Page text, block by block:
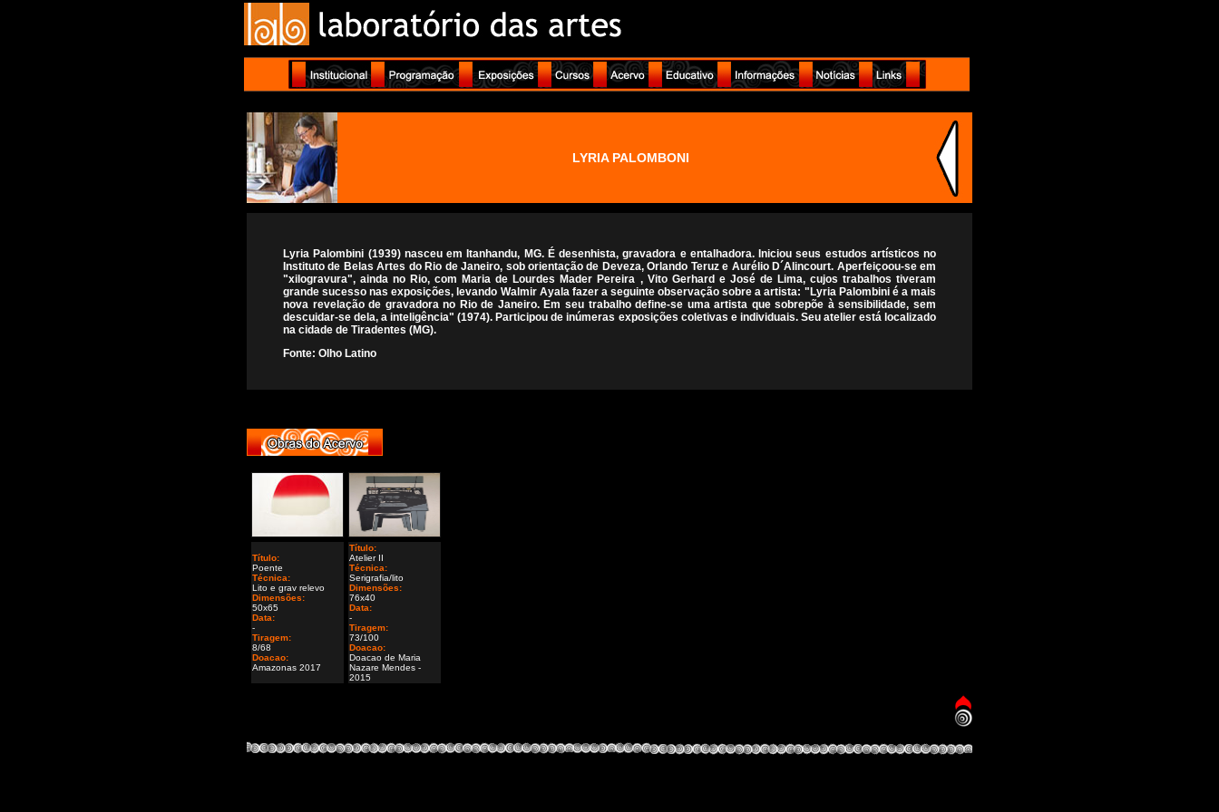
LYRIA PALOMBONI
Lyria Palombini (1939) nasceu em Itanhandu, MG. É desenhista, gravadora e entalhadora. Iniciou seus estudos artísticos no
Instituto de Belas Artes do Rio de Janeiro, sob orientação de Deveza, Orlando Teruz e Aurélio D´Alincourt. Aperfeiçoou-se em
"xilogravura", ainda no Rio, com Maria de Lourdes Mader Pereira , Vito Gerhard e José de Lima, cujos trabalhos tiveram
grande sucesso nas exposições, levando Walmir Ayala fazer a seguinte observação sobre a artista: "Lyria Palombini é a mais
nova revelação de gravadora no Rio de Janeiro. Em seu trabalho define-se uma artista que sobrepõe à sensibilidade, sem
descuidar-se dela, a inteligência" (1974). Participou de inúmeras exposições coletivas e individuais. Seu atelier está localizado
na cidade de Tiradentes (MG).
Fonte: Olho Latino
Título:
Poente
Técnica:
Lito e grav relevo
Dimensões:
50x65
Data:
-
Tiragem:
8/68
Doacao:
Amazonas 2017
Título:
Atelier II
Técnica:
Serigrafia/lito
Dimensões:
76x40
Data:
-
Tiragem:
73/100
Doacao:
Doacao de Maria
Nazare Mendes -
2015